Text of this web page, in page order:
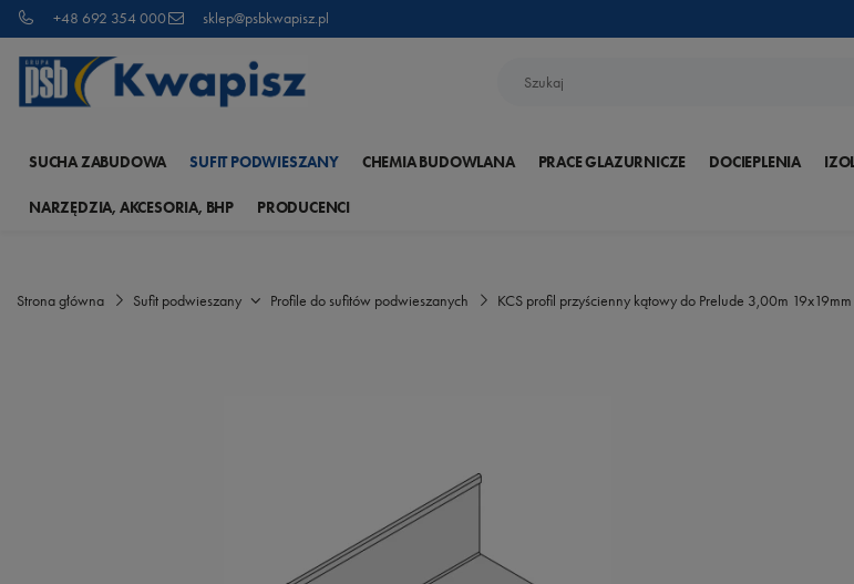
+48 692 354 000 sklep@psbkwapisz.pl
SUCHA ZABUDOWA SUFIT PODWIESZANY CHEMIA BUDOWLANA PRACE GLAZURNICZE DOCIEPLENIA
NARZĘDZIA, AKCESORIA, BHP PRODUCENCI
Strona główna Sufit podwieszany Profile do sufitów podwieszanych KCS profil przyścienny kątowy do Prelude 3,00m